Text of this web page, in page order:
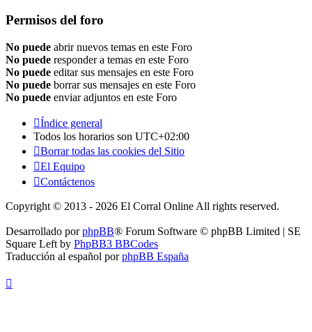
Permisos del foro
No puede abrir nuevos temas en este Foro
No puede responder a temas en este Foro
No puede editar sus mensajes en este Foro
No puede borrar sus mensajes en este Foro
No puede enviar adjuntos en este Foro
Índice general
Todos los horarios son UTC+02:00
Borrar todas las cookies del Sitio
El Equipo
Contáctenos
Copyright © 2013 - 2026 El Corral Online All rights reserved.
Desarrollado porphpBB® Forum Software © phpBB Limited | SE
Square Left by PhpBB3 BBCodes
Traducción al español porphpBB España